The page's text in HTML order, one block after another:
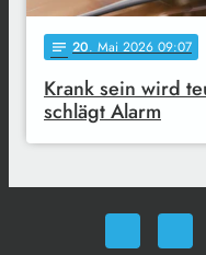
notes 20. Mai 2026 09:07
Krank sein wird
schlägt Alarm